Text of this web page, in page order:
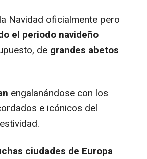
Navidad oficialmente pero
el periodo navideño
de grandes abetos
engalanándose con los
e icónicos del
ciudades de Europa